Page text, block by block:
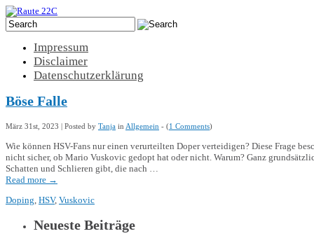
Impressum
Disclaimer
Datenschutzerklärung
Böse Falle
März 31st, 2023 | Posted by Tanja in Allgemein - (1 Comments)
Wie können HSV-Fans nur einen verurteilten Doper verteidigen? Diese Frage
nicht sicher, ob Mario Vuskovic gedopt hat oder nicht. Warum? Ganz
Schatten und Schlieren gibt, die nach …
Read more →
Doping, HSV, Vuskovic
Neueste Beiträge